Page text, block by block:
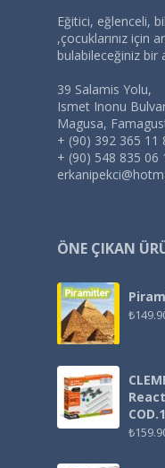
Eğitici, eğlenceli,
,çocuklarınız için
bulabileceğiniz bir
39 Salamis Yolu,
Ismet Inonu
Magusa,
+ (90) 392 365 11
+ (90) 548 835 06
ÖNE ÇIKAN
₺
₺